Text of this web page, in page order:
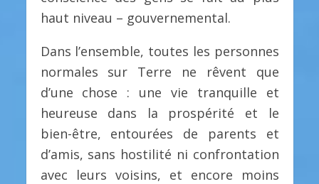
haut niveau – gouvernemental.
Dans l’ensemble, toutes les personnes
normales sur Terre ne rêvent que
d’une chose : une vie tranquille et
heureuse dans la prospérité et le
bien-être, entourées de parents et
d’amis, sans hostilité ni confrontation
avec leurs voisins, et encore moins